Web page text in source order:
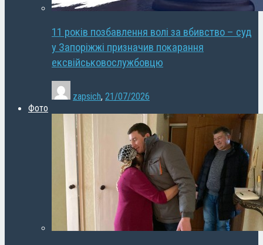
11 років позбавлення волі за вбивство – суд
у Запоріжжі призначив покарання
ексвійськовослужбовцю
zapsich, 21/07/2026
Фото